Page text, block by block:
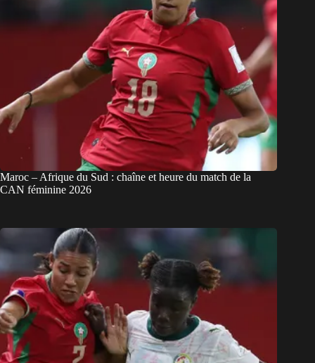
Maroc – Afrique du Sud : chaîne et heure du match de la
CAN féminine 2026